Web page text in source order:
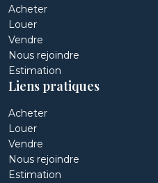
Acheter
Louer
Vendre
Nous rejoindre
Estimation
Liens pratiques
Acheter
Louer
Vendre
Nous rejoindre
Estimation